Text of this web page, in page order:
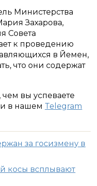
Министерства
Захарова,
Совета
к проведению
в Йемен,
что они содержат
чем вы успеваете
в нашем Telegram
за госизмену в
косы всплывают